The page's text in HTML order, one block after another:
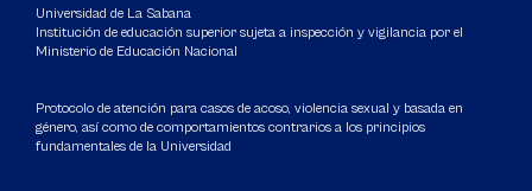
Universidad de La Sabana
Institución de educación superior sujeta a inspección y vigilancia por el
Ministerio de Educación Nacional
Protocolo de atención para casos de acoso, violencia sexual y basada en
género, así como de comportamientos contrarios a los principios
fundamentales de la Universidad